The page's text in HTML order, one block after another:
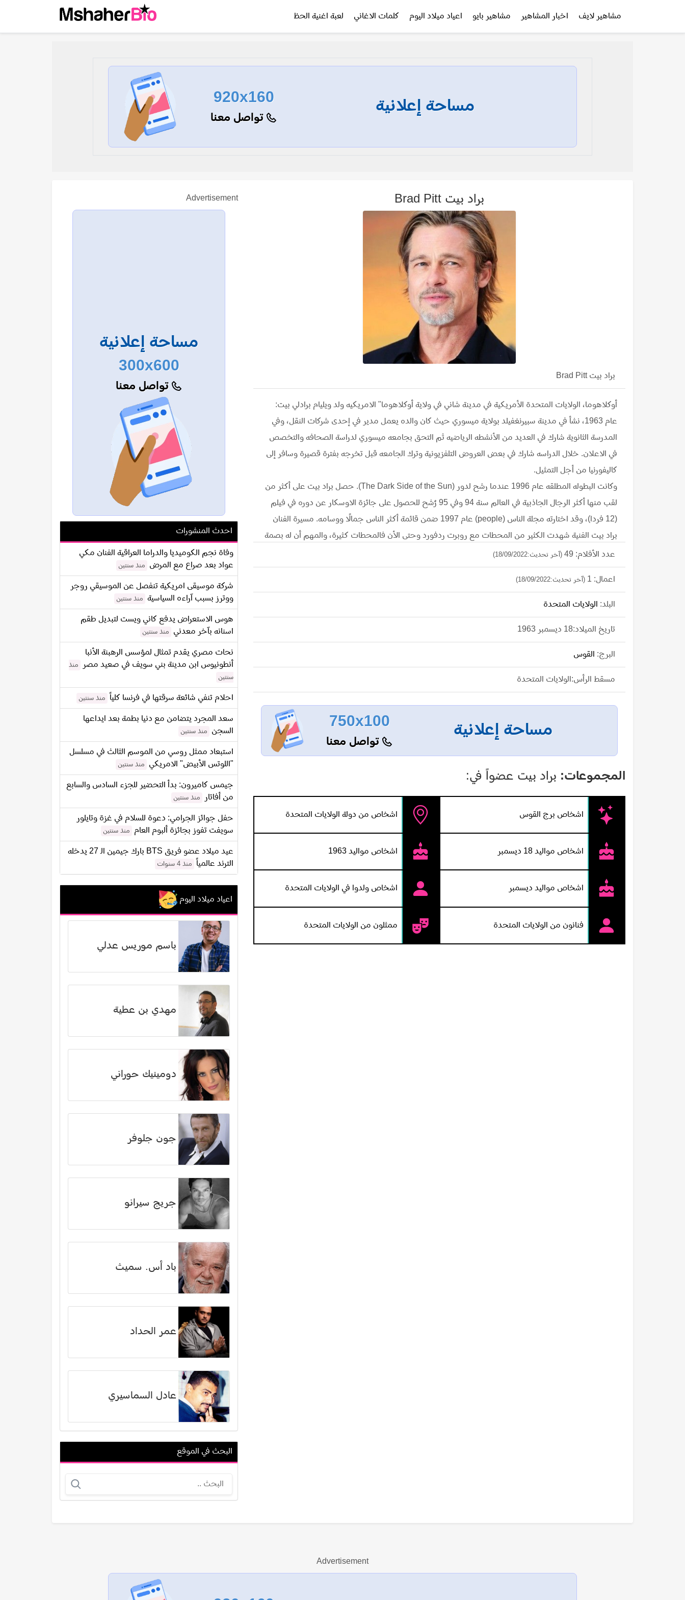
مشاهير لايف اخبار المشاهير مشاهير بايو اعياد ميلاد اليوم كلمات الاغاني لعبة اغنية الحظ
مساحة إعلانية
920x160
تواصل معنا
براد بيت Brad Pitt
براد بيت Brad Pitt
أوكلاهوما، الولايات المتحدة الأمريكية في مدينة شاني في ولاية أوكلاهوما" الامريكيه ولد ويليام برادلي بيت:
عام 1963، نشأ في مدينة سبيرنغفيلد بولاية ميسوري حيث كان والده يعمل مدير في إحدى شركات النقل، وفي
المدرسة الثانوية شارك في العديد من الأنشطه الرياضيه ثم التحق بجامعه ميسوري لدراسة الصحافه والتخصص
في الاعلان. خلال الدراسه شارك في بعض العروض التلفزيونية وترك الجامعه قبل تخرجه بفترة قصيرة وسافر إلى
كاليفورنيا من أجل التمثيل.
وكانت البطوله المطلقه عام 1996 عندما رشح لدور (The Dark Side of the Sun). حصل براد بيت على أكثر من
لقب منها أكثر الرجال الجاذبية في العالم سنة 94 وفي 95 رُشح للحصول على جائزة الاوسكار عن دوره في فيلم
(12 فردا)، وقد اختارته مجلة الناس (people) عام 1997 ضمن قائمة أكثر الناس جمالًا ووسامه. مسيرة الفنان
براد بيت الفنية شهدت الكثير من المحطات مع روبرت ردفورد وحتى الأن فالمحطات كثيرة، والمهم أن له بصمة
واضحة حقق من خلالها الشهرة ولعل التنوع في الأدوار أوصله إلى مرتبة بارزة في الساحة الفنية، وإعجابه بالنجوم
الكبار دفع به للمنافسة وقاده للعمل في أفلام سينمائية مميزة من أشهرها The Departed [2006]
Fight Club Fight Club [1999]
Years a Slave [2013]
Se7en [1995]
وفاز عن فيلم (Once Upon a Time... In Hollywood) بجائزة الأوسكار أفضل ممثل مساعد عام 2020.
عدد الأفلام: 49 (آخر تحديث:18/09/2022)
اعمال: 1 (آخر تحديث:18/09/2022)
البلد: الولايات المتحدة
تاريخ الميلاد:18 ديسمبر 1963
البرج: القوس
مسقط الرأس:الولايات المتحدة
مساحة إعلانية
750x100
تواصل معنا
المجموعات: براد بيت عضواً في:
اشخاص برج القوس اشخاص من دولة الولايات المتحدة
اشخاص مواليد 18 ديسمبر اشخاص مواليد 1963
اشخاص مواليد ديسمبر اشخاص ولدوا في الولايات المتحدة
فنانون من الولايات المتحدة ممثلون من الولايات المتحدة
Advertisement
مساحة إعلانية
300x600
تواصل معنا
احدث المنشورات
وفاة نجم الكوميديا والدراما العراقية الفنان مكي
عواد بعد صراع مع المرض
منذ سنتين
شركة موسيقى امريكية تنفصل عن الموسيقي روجر
ووترز بسبب آراءه السياسية
منذ سنتين
هوس الاستعراض يدفع كاني ويست لتبديل طقم
اسنانه بآخر معدني
منذ سنتين
نحات مصري يقدم تمثال لمؤسس الرهبنة الأنبا
أنطونيوس ابن مدينة بني سويف في صعيد مصر
منذ
سنتين
احلام تنفي شائعة سرقتها في فرنسا كلياً منذ سنتين
سعد المجرد يتضامن مع دنيا بطمة بعد ايداعها
السجن
منذ سنتين
استبعاد ممثل روسي من الموسم الثالث في مسلسل
"اللوتس الأبيض" الامريكي
منذ سنتين
جيمس كاميرون: بدأ التحضير للجزء السادس والسابع
من أفاتار
منذ سنتين
حفل جوائز الجرامي: دعوة للسلام في غزة وتايلور
سويفت تفوز بجائزة ألبوم العام
منذ سنتين
عيد ميلاد عضو فريق BTS بارك جيمين الـ 27 يدخله
الترند عالمياً
منذ 4 سنوات
اعياد ميلاد اليوم
باسم موريس عدلي
مهدي بن عطية
دومينيك حوراني
جون جلوفر
جريج سيرانو
باد أس. سميث
عمر الحداد
عادل السماسيري
محمد عبدالعزيز
عرض الكل
البحث في الموقع
Advertisement